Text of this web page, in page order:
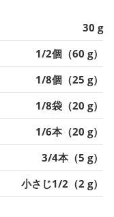
30 g
1/2個（60 g）
1/8個（25 g）
1/8袋（20 g）
1/6本（20 g）
3/4本（5 g）
小さじ1/2（2 g）